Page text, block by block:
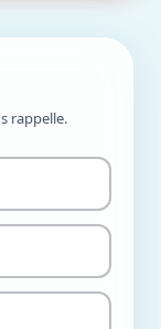
rappelle.